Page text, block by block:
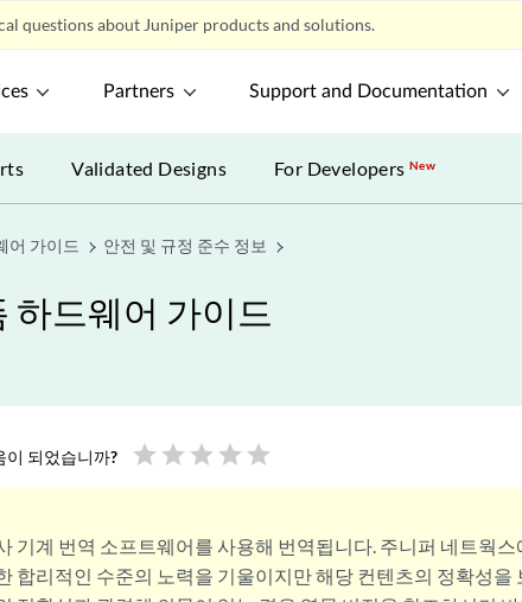
questions about Juniper products and solutions.
Partners Support and Documentation
Validated Designs For DevelopersNew
어 가이드 안전 및 규정 준수 정보
하드웨어 가이드
이 되었습니까? star star star star star
기계 번역 소프트웨어를 사용해 번역됩니다. 주니퍼 네트웍
합리적인 수준의 노력을 기울이지만 해당 컨텐츠의 정확성을